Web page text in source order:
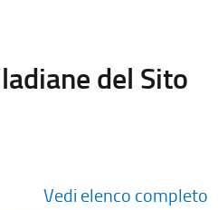
del Sito
Vedi elenco completo